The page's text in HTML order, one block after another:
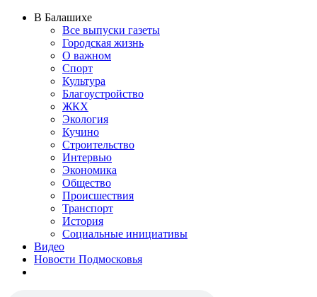
В Балашихе
Все выпуски газеты
Городская жизнь
О важном
Спорт
Культура
Благоустройство
ЖКХ
Экология
Кучино
Строительство
Интервью
Экономика
Общество
Происшествия
Транспорт
История
Социальные инициативы
Видео
Новости Подмосковья